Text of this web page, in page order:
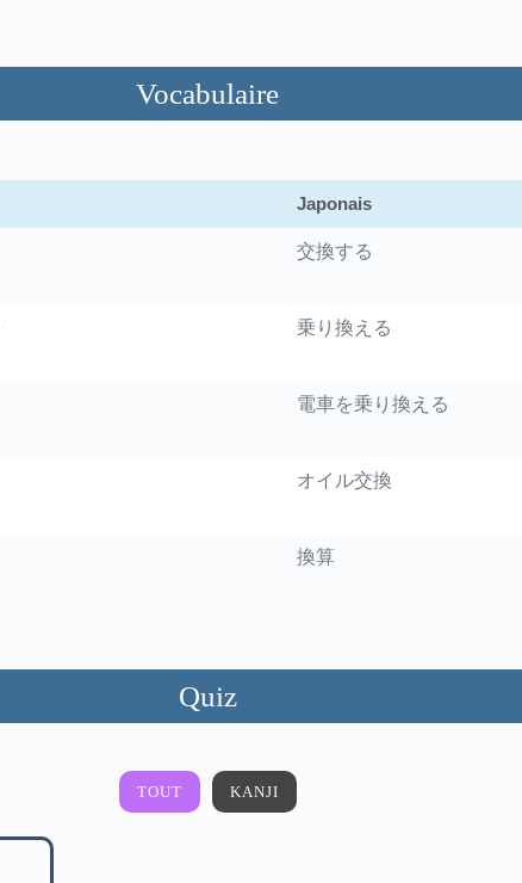
Vocabulaire
Japonais
交換する
乗り換える
電車を乗り換える
オイル交換
換算
Quiz
TOUT KANJI